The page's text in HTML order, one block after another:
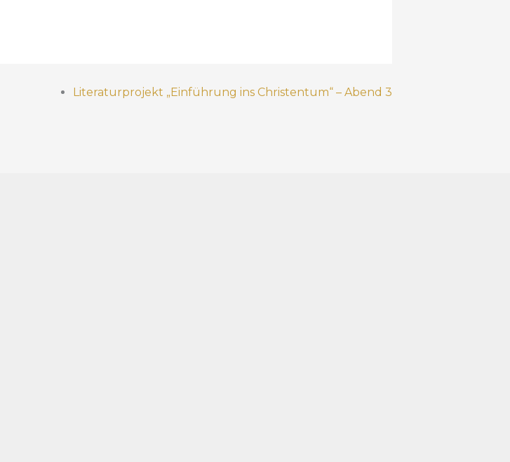
Literaturprojekt „Einführung ins Christentum“ – Abend 3